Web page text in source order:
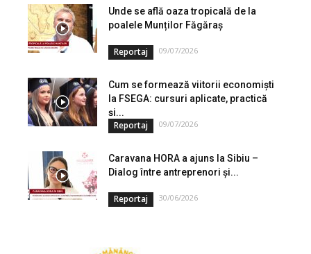
Unde se află oaza tropicală de la
poalele Munților Făgăraș
Reportaj 09/07/2026
Cum se formează viitorii economiști
la FSEGA: cursuri aplicate, practică
și...
Reportaj 09/07/2026
Caravana HORA a ajuns la Sibiu –
Dialog între antreprenori și...
Reportaj 30/06/2026